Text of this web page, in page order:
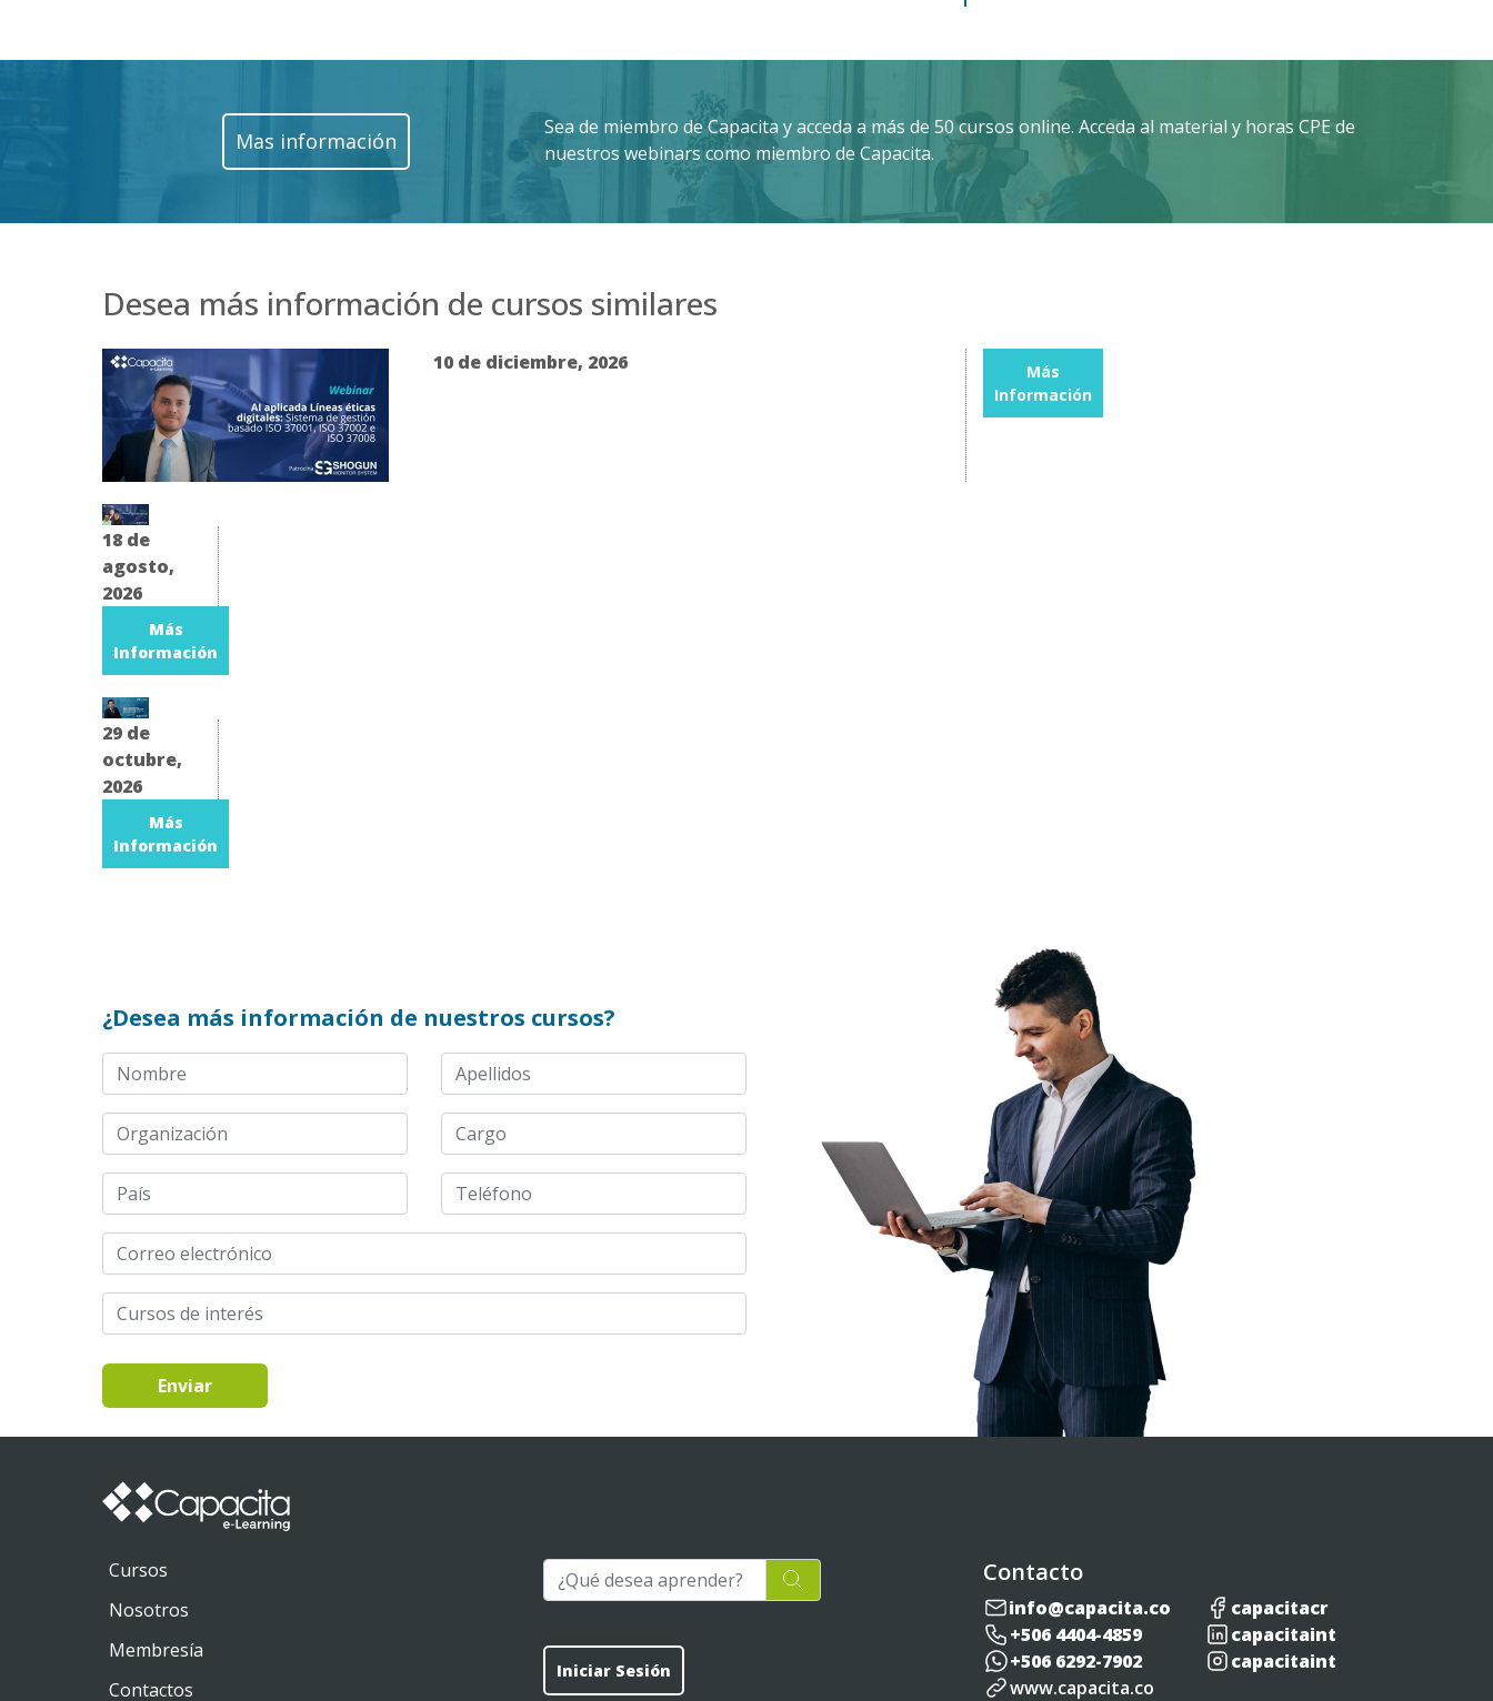
Mas información
Sea de miembro de Capacita y acceda a más de 50 cursos online. Acceda al material y horas CPE de
nuestros webinars como miembro de Capacita.
Desea más información de cursos similares
10 de diciembre, 2026
Más
Información
18 de
agosto,
2026
Más
Información
29 de
octubre,
2026
Más
Información
¿Desea más información de nuestros cursos?
Enviar
Cursos
Nosotros
Membresía
Contactos
Iniciar Sesión
Contacto
info@capacita.co
+506 4404-4859
+506 6292-7902
www.capacita.co
capacitacr
capacitaint
capacitaint